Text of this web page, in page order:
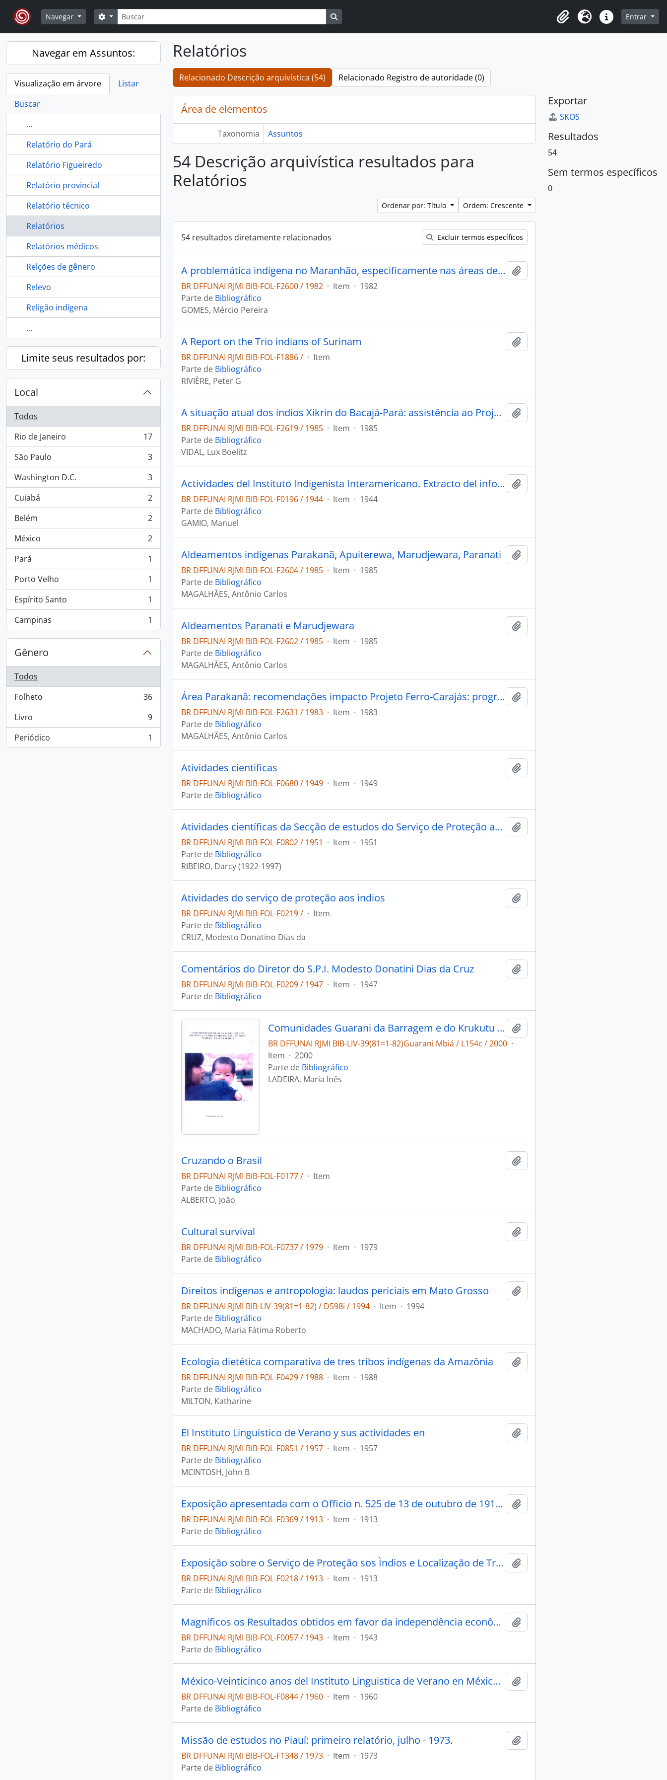
Skip to main content
Navegar
Buscar
Opções de busca
Área de Transferência
Idioma Atalhos Entrar
Navegar em Assuntos:
Visualização em árvore
Listar
Buscar
...
Relatório do Pará
Relatório Figueiredo
Relatório provincial
Relatório técnico
Relatórios
Relatórios médicos
Relções de gênero
Relevo
Religão indígena
...
Limite seus resultados por:
Local
Todos
Rio de Janeiro
, 17 resultados
17
São Paulo
, 3 resultados
3
Washington D.C.
, 3 resultados
3
Cuiabá
, 2 resultados
2
Belém
, 2 resultados
2
México
, 2 resultados
2
Pará
, 1 resultados
1
Porto Velho
, 1 resultados
1
Espírito Santo
, 1 resultados
1
Campinas
, 1 resultados 1
Gênero
Todos
Folheto
, 36 resultados
36
Livro
, 9 resultados
9
Periódico
, 1 resultados 1
Relatórios
Relacionado Descrição arquivística (54) Relacionado Registro de autoridade (0)
Área de elementos
Taxonomia Assuntos
54 Descrição arquivística resultados para
Relatórios
Ordenar por: Título Ordem: Crescente
54 resultados diretamente relacionados Excluir termos específicos
A problemática indígena no Maranhão, especificamente nas áreas de influência imediata na Ferrovia Carajás: Reserva Turiaçu, Reserva Caru e Reserva Pindaré.
BR DFFUNAI RJMI BIB-FOL-F2600 / 1982 · Item · 1982
Parte de Bibliográfico
GOMES, Mércio Pereira
A Report on the Trio indians of Surinam
BR DFFUNAI RJMI BIB-FOL-F1886 / · Item
Parte de Bibliográfico
RIVIÈRE, Peter G
A situação atual dos índios Xikrin do Bacajá-Pará: assistência ao Projeto de Apoio Ferro-Carajás.
BR DFFUNAI RJMI BIB-FOL-F2619 / 1985 · Item · 1985
Parte de Bibliográfico
VIDAL, Lux Boelitz
Actividades del Instituto Indigenista Interamericano. Extracto del informe. 1944: versiones en espanol , ingles y portugues.
BR DFFUNAI RJMI BIB-FOL-F0196 / 1944 · Item · 1944
Parte de Bibliográfico
GAMIO, Manuel
Aldeamentos indígenas Parakanã, Apuiterewa, Marudjewara, Paranati
BR DFFUNAI RJMI BIB-FOL-F2604 / 1985 · Item · 1985
Parte de Bibliográfico
MAGALHÃES, Antônio Carlos
Aldeamentos Paranati e Marudjewara
BR DFFUNAI RJMI BIB-FOL-F2602 / 1985 · Item · 1985
Parte de Bibliográfico
MAGALHÃES, Antônio Carlos
Área Parakanã: recomendações impacto Projeto Ferro-Carajás: programação atividades - 1984.
BR DFFUNAI RJMI BIB-FOL-F2631 / 1983 · Item · 1983
Parte de Bibliográfico
MAGALHÃES, Antônio Carlos
Atividades cientificas
BR DFFUNAI RJMI BIB-FOL-F0680 / 1949 · Item · 1949
Parte de Bibliográfico
Atividades científicas da Secção de estudos do Serviço de Proteção aos Índios
BR DFFUNAI RJMI BIB-FOL-F0802 / 1951 · Item · 1951
Parte de Bibliográfico
RIBEIRO, Darcy (1922-1997)
Atividades do serviço de proteção aos ìndios
BR DFFUNAI RJMI BIB-FOL-F0219 / · Item
Parte de Bibliográfico
CRUZ, Modesto Donatino Dias da
Comentários do Diretor do S.P.I. Modesto Donatini Dias da Cruz
BR DFFUNAI RJMI BIB-FOL-F0209 / 1947 · Item · 1947
Parte de Bibliográfico
Comunidades Guarani da Barragem e do Krukutu e a linha de transmissão de 750 KV Itaberá-Tijuco Preto III: relatório de interferências.
BR DFFUNAI RJMI BIB-LIV-39(81=1-82)Guarani Mbiá / L154c / 2000 ·
Item · 2000
Parte de Bibliográfico
LADEIRA, Maria Inês
Cruzando o Brasil
BR DFFUNAI RJMI BIB-FOL-F0177 / · Item
Parte de Bibliográfico
ALBERTO, João
Cultural survival
BR DFFUNAI RJMI BIB-FOL-F0737 / 1979 · Item · 1979
Parte de Bibliográfico
Direitos indígenas e antropologia: laudos periciais em Mato Grosso
BR DFFUNAI RJMI BIB-LIV-39(81=1-82) / D598i / 1994 · Item · 1994
Parte de Bibliográfico
MACHADO, Maria Fátima Roberto
Ecologia dietética comparativa de tres tribos indígenas da Amazônia
BR DFFUNAI RJMI BIB-FOL-F0429 / 1988 · Item · 1988
Parte de Bibliográfico
MILTON, Katharine
El Instituto Linguistico de Verano y sus actividades en
BR DFFUNAI RJMI BIB-FOL-F0851 / 1957 · Item · 1957
Parte de Bibliográfico
MCINTOSH, John B
Exposição apresentada com o Officio n. 525 de 13 de outubro de 1913: ao Sr. Ministro da Agricultura, Industria e Commercio pela Diretoria do Serviço de Proteção aos Índios e Localização dos Trabalhadores Nacionáes sobre o Alcance econômico dos trabalhos para 1914.
BR DFFUNAI RJMI BIB-FOL-F0369 / 1913 · Item · 1913
Parte de Bibliográfico
Exposição sobre o Serviço de Proteção sos Ìndios e Localização de Trabalhadores Nacionais: contante do Relatorio do Sr. Ministro. rel. ao anno de 1911.
BR DFFUNAI RJMI BIB-FOL-F0218 / 1913 · Item · 1913
Parte de Bibliográfico
Magníficos os Resultados obtidos em favor da independência econômica dos índios
BR DFFUNAI RJMI BIB-FOL-F0057 / 1943 · Item · 1943
Parte de Bibliográfico
México-Veinticinco anos del Instituto Linguistica de Verano en México-1935-1960
BR DFFUNAI RJMI BIB-FOL-F0844 / 1960 · Item · 1960
Parte de Bibliográfico
Missão de estudos no Piauí: primeiro relatório, julho - 1973.
BR DFFUNAI RJMI BIB-FOL-F1348 / 1973 · Item · 1973
Parte de Bibliográfico
Exportar
SKOS
Resultados
54
Sem termos específicos
0